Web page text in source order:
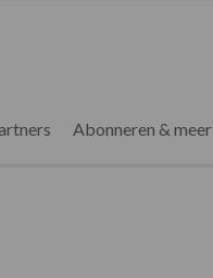
Abonneren & meer